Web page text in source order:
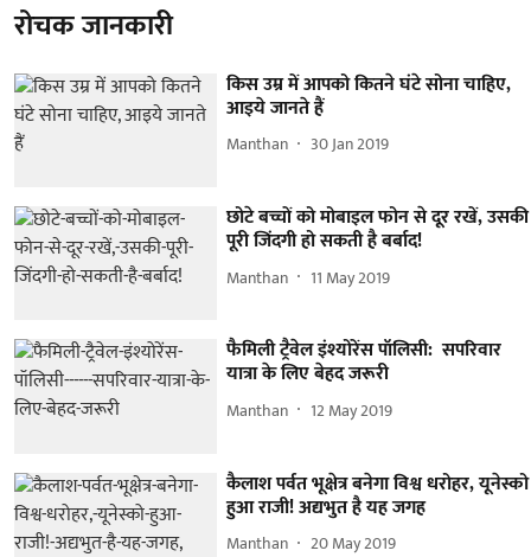
रोचक जानकारी
किस उम्र में आपको कितने घंटे सोना चाहिए,
आइये जानते हैं
Manthan 30 Jan 2019
छोटे बच्चों को मोबाइल फोन से दूर रखें, उसकी
पूरी जिंदगी हो सकती है बर्बाद!
Manthan 11 May 2019
फैमिली ट्रैवेल इंश्योरेंस पॉलिसी: सपरिवार
यात्रा के लिए बेहद जरूरी
Manthan 12 May 2019
कैलाश पर्वत भूक्षेत्र बनेगा विश्व धरोहर, यूनेस्को
हुआ राजी! अद्यभुत है यह जगह
Manthan 20 May 2019